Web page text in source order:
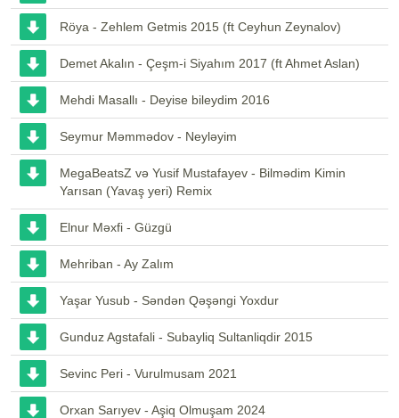
Röya - Zehlem Getmis 2015 (ft Ceyhun Zeynalov)
Demet Akalın - Çeşm-i Siyahım 2017 (ft Ahmet Aslan)
Mehdi Masallı - Deyise bileydim 2016
Seymur Məmmədov - Neyləyim
MegaBeatsZ və Yusif Mustafayev - Bilmədim Kimin
Yarısan (Yavaş yeri) Remix
Elnur Məxfi - Güzgü
Mehriban - Ay Zalım
Yaşar Yusub - Səndən Qəşəngi Yoxdur
Gunduz Agstafali - Subayliq Sultanliqdir 2015
Sevinc Peri - Vurulmusam 2021
Orxan Sarıyev - Aşiq Olmuşam 2024